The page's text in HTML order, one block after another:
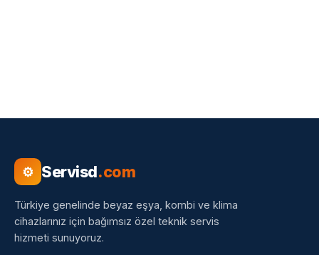
⚙ Servisd.com
Türkiye genelinde beyaz eşya, kombi ve klima
cihazlarınız için bağımsız özel teknik servis
hizmeti sunuyoruz.